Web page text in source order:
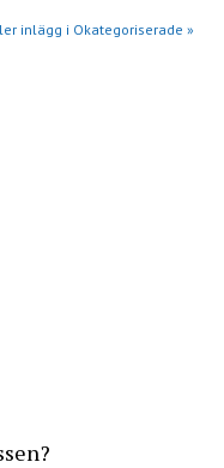
inlägg i Okategoriserade »